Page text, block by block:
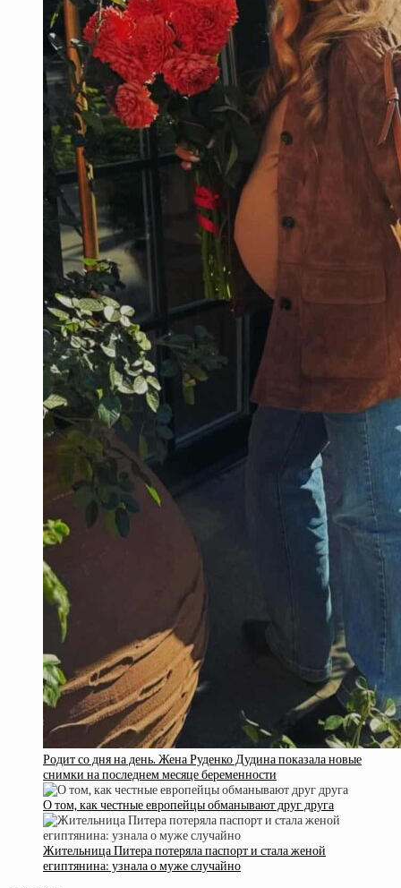
Родит со дня на день. Жена Руденко Дудина показала новые
снимки на последнем месяце беременности
О том, как честные европейцы обманывают друг друга
Жительница Питера потеряла паспорт и стала женой
египтянина: узнала о муже случайно